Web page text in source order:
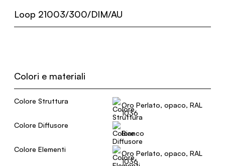
Loop 21003/300/DIM/AU
Colori e materiali
Colore Struttura
Oro Perlato, opaco, RAL
1036
Colore Diffusore
Bianco
Colore Elementi
Oro Perlato, opaco, RAL
1036